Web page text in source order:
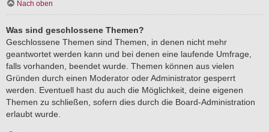
Nach oben
Was sind geschlossene Themen?
Geschlossene Themen sind Themen, in denen nicht mehr
geantwortet werden kann und bei denen eine laufende Umfrage,
falls vorhanden, beendet wurde. Themen können aus vielen
Gründen durch einen Moderator oder Administrator gesperrt
werden. Eventuell hast du auch die Möglichkeit, deine eigenen
Themen zu schließen, sofern dies durch die Board-Administration
erlaubt wurde.